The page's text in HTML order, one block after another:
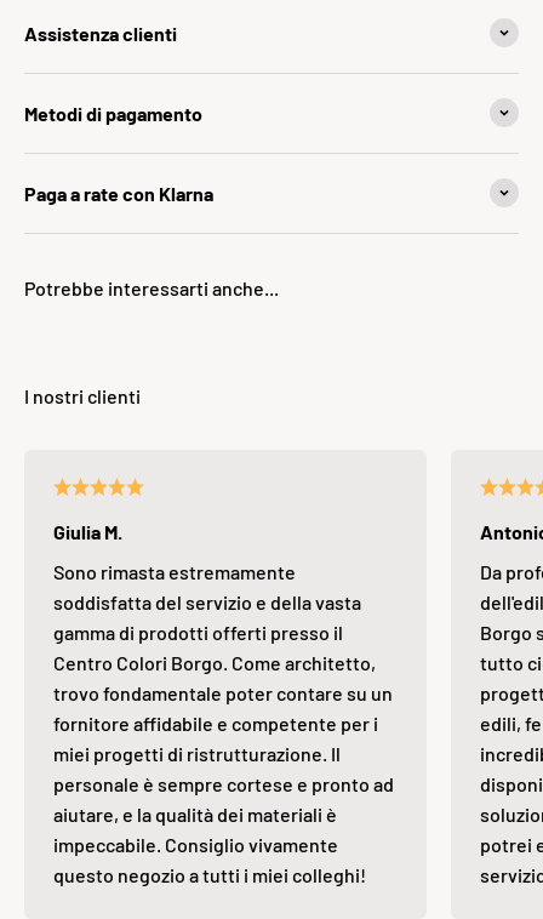
Assistenza clienti
Metodi di pagamento
Paga a rate con Klarna
Giulia M.
Sono rimasta estremamente
soddisfatta del servizio e della vasta
gamma di prodotti offerti presso il
Centro Colori Borgo. Come architetto,
trovo fondamentale poter contare su un
fornitore affidabile e competente per i
miei progetti di ristrutturazione. Il
personale è sempre cortese e pronto ad
aiutare, e la qualità dei materiali è
impeccabile. Consiglio vivamente
questo negozio a tutti i miei colleghi!
Da
Borgo
tutto
edili,
potrei